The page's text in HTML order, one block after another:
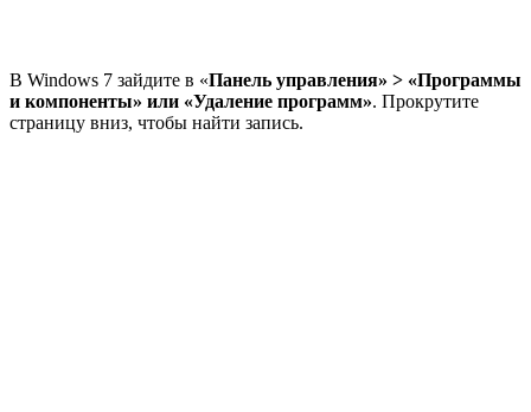
В Windows 7 зайдите в «Панель управления» > «Программы
и компоненты» или «Удаление программ». Прокрутите
страницу вниз, чтобы найти запись.